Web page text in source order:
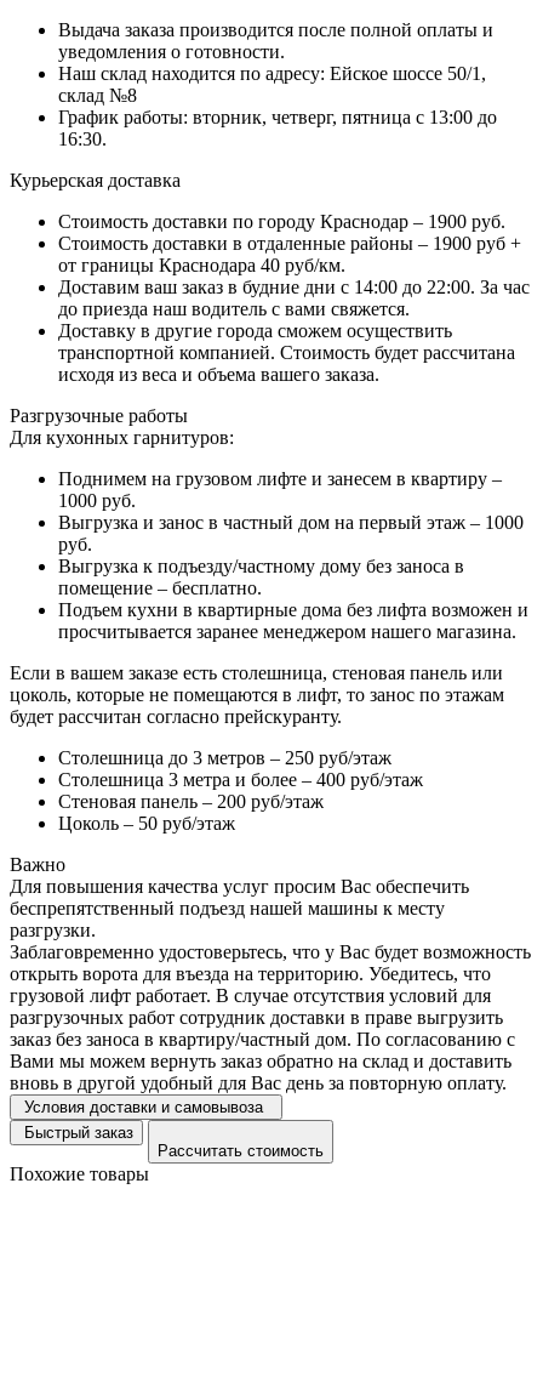
Выдача заказа производится после полной оплаты и
уведомления о готовности.
Наш склад находится по адресу: Ейское шоссе 50/1,
склад №8
График работы: вторник, четверг, пятница с 13:00 до
16:30.
Курьерская доставка
Стоимость доставки по городу Краснодар – 1900 руб.
Стоимость доставки в отдаленные районы – 1900 руб +
от границы Краснодара 40 руб/км.
Доставим ваш заказ в будние дни с 14:00 до 22:00. За час
до приезда наш водитель с вами свяжется.
Доставку в другие города сможем осуществить
транспортной компанией. Стоимость будет рассчитана
исходя из веса и объема вашего заказа.
Разгрузочные работы
Для кухонных гарнитуров:
Поднимем на грузовом лифте и занесем в квартиру –
1000 руб.
Выгрузка и занос в частный дом на первый этаж – 1000
руб.
Выгрузка к подъезду/частному дому без заноса в
помещение – бесплатно.
Подъем кухни в квартирные дома без лифта возможен и
просчитывается заранее менеджером нашего магазина.
Если в вашем заказе есть столешница, стеновая панель или
цоколь, которые не помещаются в лифт, то занос по этажам
будет рассчитан согласно прейскуранту.
Столешница до 3 метров – 250 руб/этаж
Столешница 3 метра и более – 400 руб/этаж
Стеновая панель – 200 руб/этаж
Цоколь – 50 руб/этаж
Важно
Для повышения качества услуг просим Вас обеспечить
беспрепятственный подъезд нашей машины к месту
разгрузки.
Заблаговременно удостоверьтесь, что у Вас будет возможность
открыть ворота для въезда на территорию. Убедитесь, что
грузовой лифт работает. В случае отсутствия условий для
разгрузочных работ сотрудник доставки в праве выгрузить
заказ без заноса в квартиру/частный дом. По согласованию с
Вами мы можем вернуть заказ обратно на склад и доставить
вновь в другой удобный для Вас день за повторную оплату.
Условия доставки и самовывоза
Быстрый заказ
Рассчитать стоимость
Похожие товары